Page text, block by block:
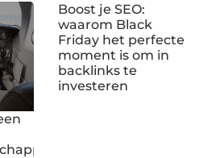
Boost je SEO:
waarom Black
Friday het perfecte
moment is om in
backlinks te
investeren